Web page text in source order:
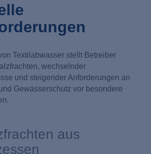
Textilabwasser stellt Betreiber
wechselnder
und steigender Anforderungen an
Gewässerschutz vor besondere
aus